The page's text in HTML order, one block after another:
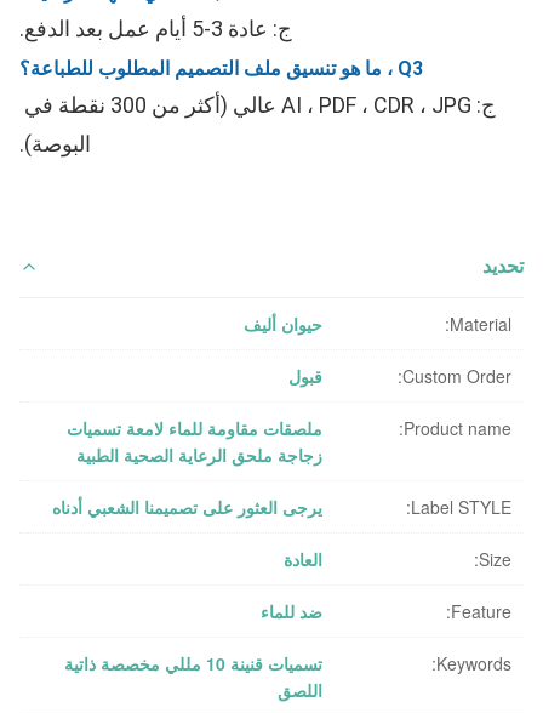
ج: عادة 3-5 أيام عمل بعد الدفع.
Q3 ، ما هو تنسيق ملف التصميم المطلوب للطباعة؟
البوصة).
تحديد
Material: حيوان أليف
Custom Order: قبول
Product name:
ملصقات مقاومة للماء لامعة تسميات
زجاجة ملحق الرعاية الصحية الطبية
Label STYLE: يرجى العثور على تصميمنا الشعبي أدناه
Size: العادة
Feature: ضد للماء
Keywords:
تسميات قنينة 10 مللي مخصصة ذاتية
اللصق